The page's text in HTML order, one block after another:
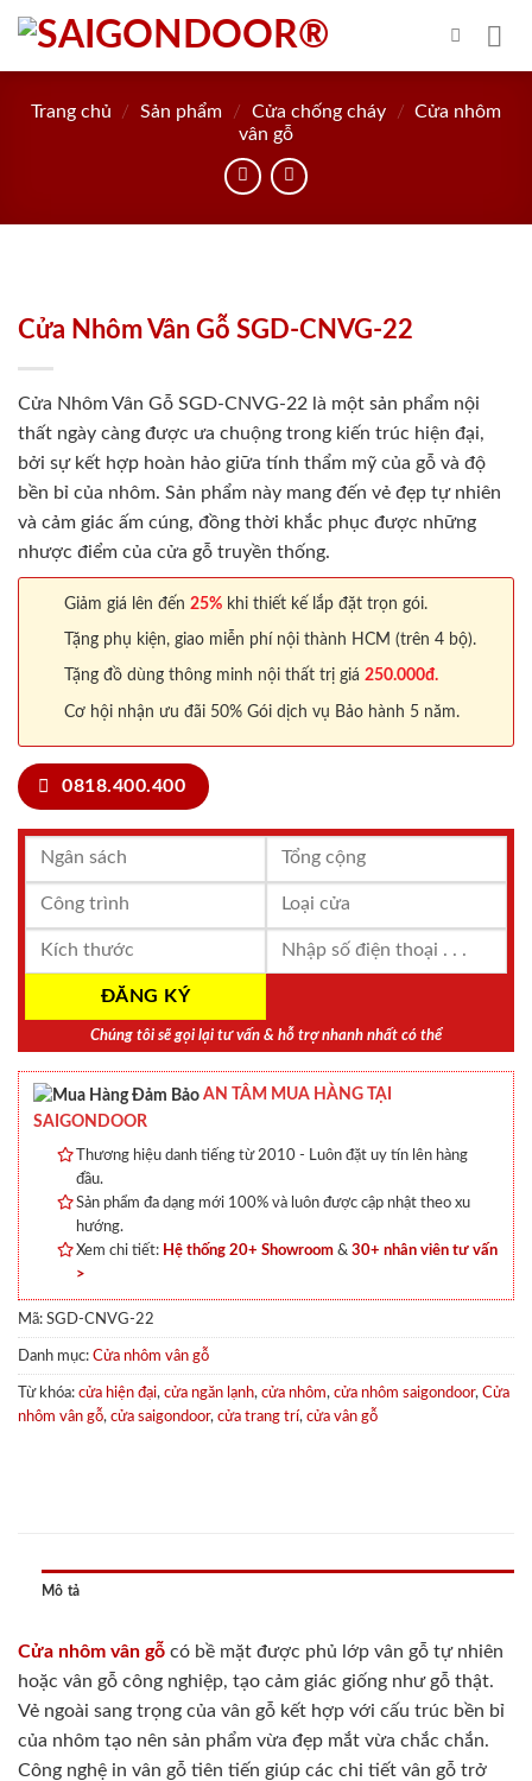
Skip
content
Trang chủ / Sản phẩm / Cửa chống cháy / Cửa nhôm
vân gỗ
Cửa Nhôm Vân Gỗ SGD-CNVG-22
Cửa Nhôm Vân Gỗ SGD-CNVG-22 là một sản phẩm nội
thất ngày càng được ưa chuộng trong kiến trúc hiện đại,
bởi sự kết hợp hoàn hảo giữa tính thẩm mỹ của gỗ và độ
bền bỉ của nhôm. Sản phẩm này mang đến vẻ đẹp tự nhiên
và cảm giác ấm cúng, đồng thời khắc phục được những
nhược điểm của cửa gỗ truyền thống.
Giảm giá lên đến 25% khi thiết kế lắp đặt trọn gói.
Tặng phụ kiện, giao miễn phí nội thành HCM (trên 4 bộ).
Tặng đồ dùng thông minh nội thất trị giá 250.000đ.
Cơ hội nhận ưu đãi 50% Gói dịch vụ Bảo hành 5 năm.
0818.400.400
Chúng tôi sẽ gọi lại tư vấn & hỗ trợ nhanh nhất có thể
AN TÂM MUA HÀNG TẠI
SAIGONDOOR
Thương hiệu danh tiếng từ 2010 - Luôn đặt uy tín lên hàng
đầu.
Sản phẩm đa dạng mới 100% và luôn được cập nhật theo xu
hướng.
Xem chi tiết: Hệ thống 20+ Showroom & 30+ nhân viên tư vấn
>
Mã: SGD-CNVG-22
Danh mục: Cửa nhôm vân gỗ
Từ khóa: cửa hiện đại, cửa ngăn lạnh, cửa nhôm, cửa nhôm saigondoor, Cửa
nhôm vân gỗ, cửa saigondoor, cửa trang trí, cửa vân gỗ
Mô tả
Cửa nhôm vân gỗ có bề mặt được phủ lớp vân gỗ tự nhiên
hoặc vân gỗ công nghiệp, tạo cảm giác giống như gỗ thật.
Vẻ ngoài sang trọng của vân gỗ kết hợp với cấu trúc bền bỉ
của nhôm tạo nên sản phẩm vừa đẹp mắt vừa chắc chắn.
Công nghệ in vân gỗ tiên tiến giúp các chi tiết vân gỗ trở